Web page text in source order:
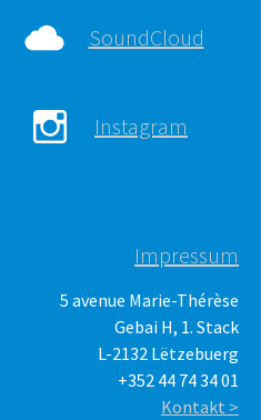
SoundCloud
Instagram
Impressum
5 avenue Marie-Thérèse
Gebai H, 1. Stack
L-2132 Lëtzebuerg
+352 44 74 34 01
Kontakt >